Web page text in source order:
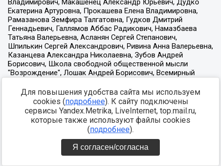
Для повышения удобства сайта мы используем
cookies (подробнее). К сайту подключены
сервисы Yandex.Metrika, LiveInternet, top.mail.ru,
которые также используют файлы cookies
(подробнее).
Я согласен/согласна